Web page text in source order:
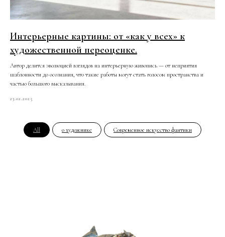
Интерьерные картины: от «как у всех» к
художественной переоценке.
Автор делится эволюцией взглядов на интерьерную живопись — от неприятия
шаблонности до осознания, что такие работы могут стать голосом пространства и
частью большого высказывания.
23.02.2025
All о художнике Современное искусство фантики